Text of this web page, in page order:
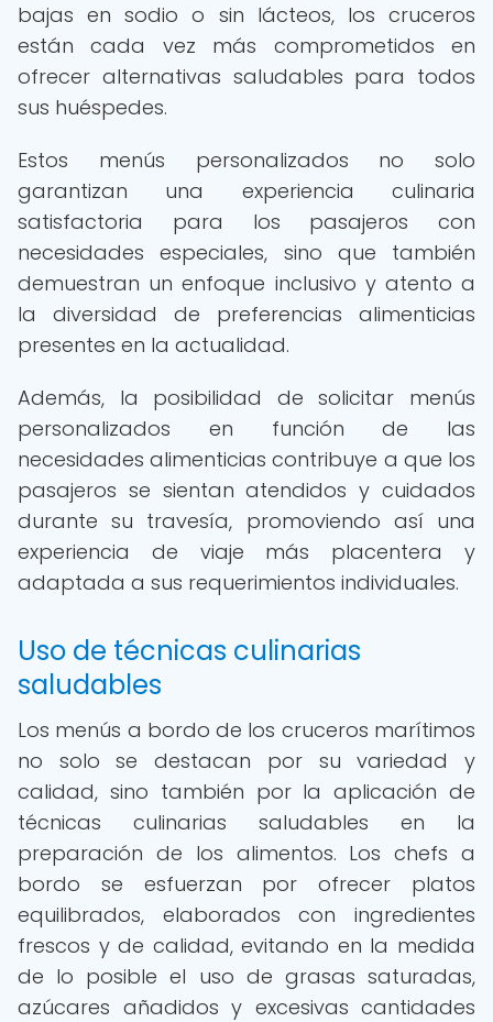
bajas en sodio o sin lácteos, los cruceros
están cada vez más comprometidos en
ofrecer alternativas saludables para todos
sus huéspedes.
Estos menús personalizados no solo
garantizan una experiencia culinaria
satisfactoria para los pasajeros con
necesidades especiales, sino que también
demuestran un enfoque inclusivo y atento a
la diversidad de preferencias alimenticias
presentes en la actualidad.
Además, la posibilidad de solicitar menús
personalizados en función de las
necesidades alimenticias contribuye a que los
pasajeros se sientan atendidos y cuidados
durante su travesía, promoviendo así una
experiencia de viaje más placentera y
adaptada a sus requerimientos individuales.
Uso de técnicas culinarias
saludables
Los menús a bordo de los cruceros marítimos
no solo se destacan por su variedad y
calidad, sino también por la aplicación de
técnicas culinarias saludables en la
preparación de los alimentos. Los chefs a
bordo se esfuerzan por ofrecer platos
equilibrados, elaborados con ingredientes
frescos y de calidad, evitando en la medida
de lo posible el uso de grasas saturadas,
azúcares añadidos y excesivas cantidades